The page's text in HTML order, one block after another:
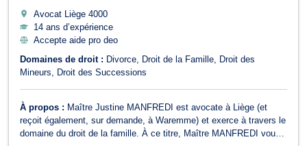
Avocat Liège 4000
14 ans d’expérience
Accepte aide pro deo
Domaines de droit : Divorce Droit de la Famille
Droit des
Mineurs
Droit des Successions
À propos : Maître Justine MANFREDI est avocate à Liège (et
reçoit également, sur demande, à Waremme) et exerce à travers le
domaine du droit de la famille. À ce titre, Maître MANFREDI vous